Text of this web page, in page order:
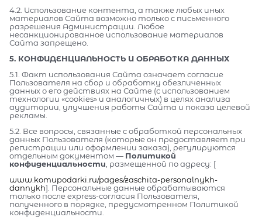
4.2. Использование контента, а также любых иных
материалов Сайта возможно только с письменного
разрешения Администрации. Любое
несанкционированное использование материалов
Сайта запрещено.
5. КОНФИДЕНЦИАЛЬНОСТЬ И ОБРАБОТКА ДАННЫХ
5.1. Факт использования Сайта означает согласие
Пользователя на сбор и обработку обезличенных
данных о его действиях на Сайте (с использованием
технологии «cookies» и аналогичных) в целях анализа
аудитории, улучшения работы Сайта и показа целевой
рекламы.
5.2. Все вопросы, связанные с обработкой персональных
данных Пользователя (которые он предоставляет при
регистрации или оформлении заказа), регулируются
отдельным документом — Политикой
конфиденциальности, размещенной по адресу: [
www.komupodarki.ru/pages/zaschita-personalnykh-
dannykh]. Персональные данные обрабатываются
только после express-согласия Пользователя,
полученного в порядке, предусмотренном Политикой
конфиденциальности.